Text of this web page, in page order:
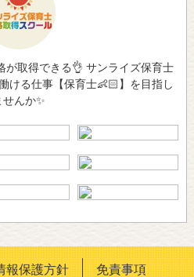
が取得できる👌 サンライズ保育士
ける仕事【保育士👶🏻】を目指し
せんか✨
報保護方針 免責事項